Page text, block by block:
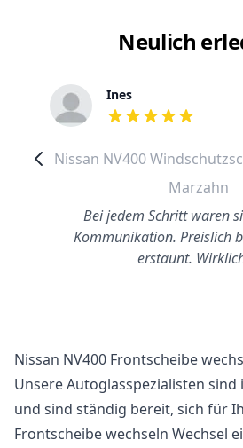
Neulich
Ines
out of 5 stars
Nissan NV400
Marzahn
Bei jedem Schritt waren
Kommunikation. Preislich
erstaunt.
Nissan NV400 Frontscheibe
Unsere Autoglasspezialisten
und sind ständig bereit, sich für
Frontscheibe wechseln Wechsel